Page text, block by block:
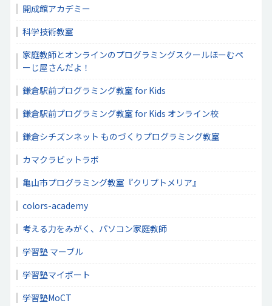
開成館アカデミー
科学技術教室
家庭教師とオンラインのプログラミングスクールほーむペ
ーじ屋さんだよ！
鎌倉駅前プログラミング教室 for Kids
鎌倉駅前プログラミング教室 for Kids オンライン校
鎌倉シチズンネット ものづくりプログラミング教室
カマクラビットラボ
亀山市プログラミング教室『クリプトメリア』
colors-academy
考える力をみがく、パソコン家庭教師
学習塾 マーブル
学習塾マイポート
学習塾MoCT